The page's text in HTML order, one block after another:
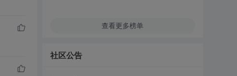
查看更多榜单
社区公告